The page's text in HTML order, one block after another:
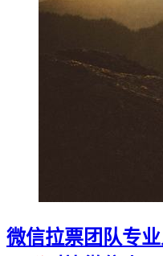
微信拉票团队专